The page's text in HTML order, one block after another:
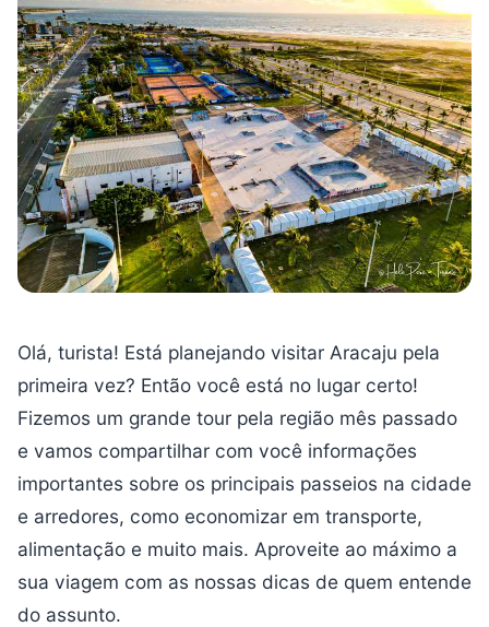
Olá, turista! Está planejando visitar Aracaju pela
primeira vez? Então você está no lugar certo!
Fizemos um grande tour pela região mês passado
e vamos compartilhar com você informações
importantes sobre os principais passeios na cidade
e arredores, como economizar em transporte,
alimentação e muito mais. Aproveite ao máximo a
sua viagem com as nossas dicas de quem entende
do assunto.